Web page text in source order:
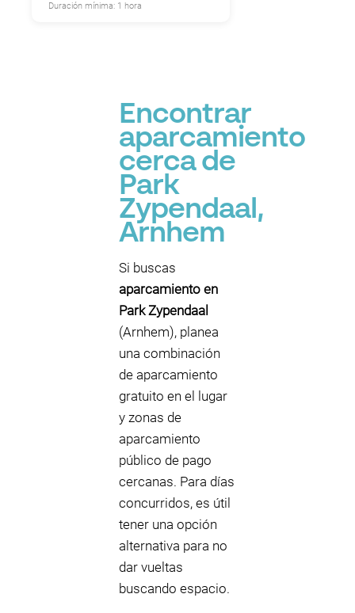
Duración mínima: 1 hora
Encontrar
aparcamiento
cerca de
Park
Zypendaal,
Arnhem
Si buscas
aparcamiento en
Park Zypendaal
(Arnhem), planea
una combinación
de aparcamiento
gratuito en el lugar
y zonas de
aparcamiento
público de pago
cercanas. Para días
concurridos, es útil
tener una opción
alternativa para no
dar vueltas
buscando espacio.